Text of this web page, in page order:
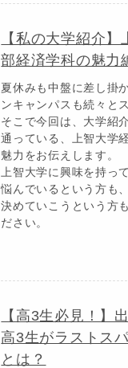
【私の大学紹介
部経済学科の魅力
夏休みも中盤に差し掛
ンキャンパスも続々と
そこで今回は、大学紹
通っている、上智大学
魅力をお伝えします。
上智大学に興味を持っ
悩んでいるという方も
決めていこうという方
ださい。
【高3生必見！】
高3生がラストス
とは？